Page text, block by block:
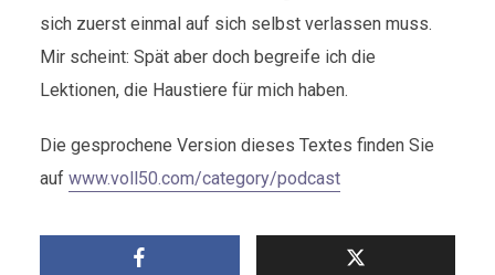
sich zuerst einmal auf sich selbst verlassen muss.
Mir scheint: Spät aber doch begreife ich die
Lektionen, die Haustiere für mich haben.
Die gesprochene Version dieses Textes finden Sie
auf www.voll50.com/category/podcast